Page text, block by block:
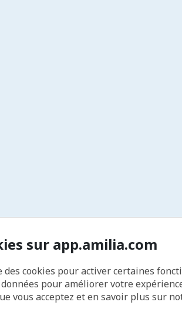
sur app.amilia.com
cookies pour activer certaines
pour améliorer votre
vous acceptez et en savoir plus sur